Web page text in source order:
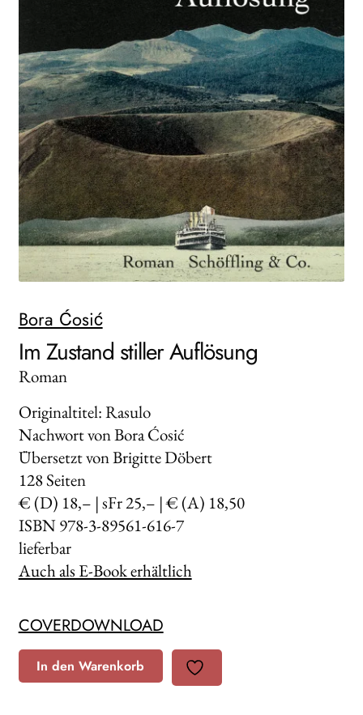
NEWSLETTER
WEITERE VERLAGE
Search:
Bora Ćosić
Im Zustand stiller Auflösung
Roman
Originaltitel: Rasulo
Nachwort von Bora Ćosić
Übersetzt von Brigitte Döbert
128Seiten
€ (D) 18,– | sFr 25,– | € (A) 18,50
ISBN 978-3-89561-616-7
lieferbar
Auch als E-Book erhältlich
COVERDOWNLOAD
In den Warenkorb